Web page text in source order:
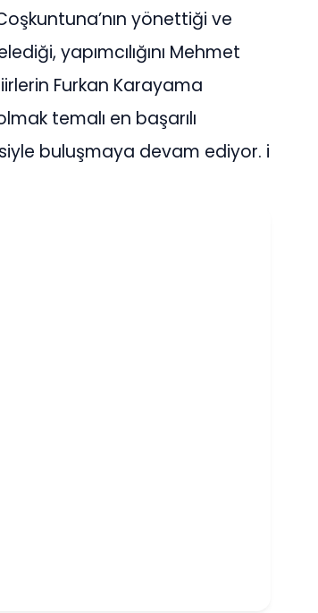
yönettiği ve
yapımcılığını Mehmet
Furkan Karayama
temalı en başarılı
buluşmaya devam ediyor. i